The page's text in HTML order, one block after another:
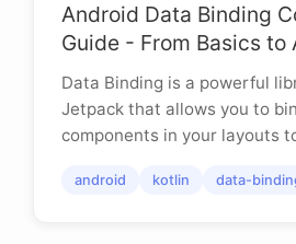
Android Data Binding
Guide - From Basics to
Data Binding is a powerful
Jetpack that allows you to
components in your layouts
android kotlin data-